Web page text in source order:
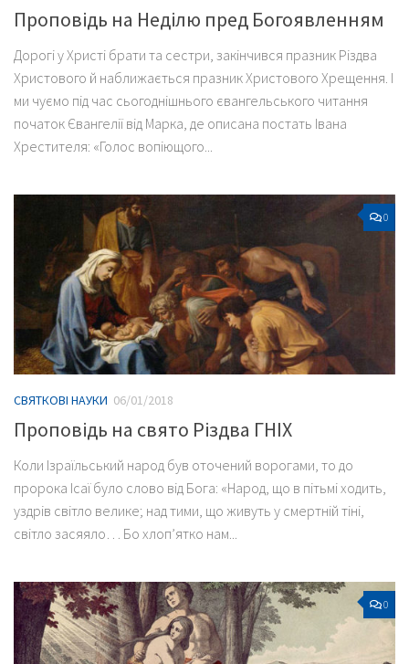
Проповідь на Неділю пред Богоявленням
Дорогі у Христі брати та сестри, закінчився празник Різдва
Христового й наближається празник Христового Хрещення. І
ми чуємо під час сьогоднішнього євангельського читання
початок Євангелії від Марка, де описана постать Івана
Хрестителя: «Голос вопіющого...
0
СВЯТКОВІ НАУКИ 06/01/2018
Проповідь на свято Різдва ГНІХ
Коли Ізраїльський народ був оточений ворогами, то до
пророка Ісаї було слово від Бога: «Народ, що в пітьмі ходить,
уздрів світло велике; над тими, що живуть у смертній тіні,
світло засяяло… Бо хлоп’ятко нам...
0